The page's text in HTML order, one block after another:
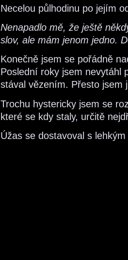
Necelou půlhodinu po jejím
Nenapadlo mě, že ještě
slov, ale mám jenom jedno.
Konečně jsem se pořádně
Poslední roky jsem nevytáhl
stával vězením. Přesto jsem
Trochu hystericky jsem se
které se kdy staly, určitě
Úžas se dostavoval s